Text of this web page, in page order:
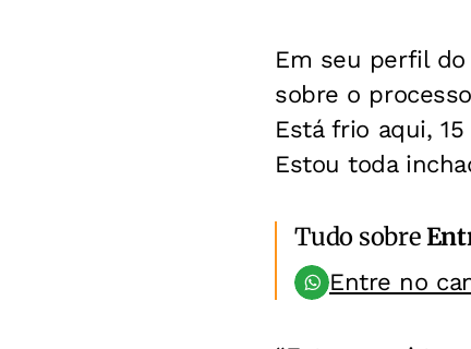
Em seu perfil
sobre o
Está frio aqui,
Estou toda
Tudo sobre
Entre no